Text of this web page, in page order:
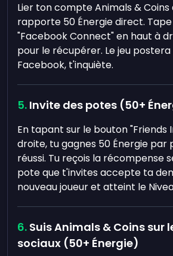
Lier ton compte Animals &
rapporte 50 Énergie direct.
"Facebook Connect" en haut à
pour le récupérer. Le jeu
Facebook, t'inquiète.
Invite des potes (50+
En tapant sur le bouton "Friends
droite, tu gagnes 50 Énergie par
réussi. Tu reçois la récompense
pote que t'invites accepte ta
nouveau joueur et atteint le
Suis Animals & Coins sur
sociaux (50+ Énergie)